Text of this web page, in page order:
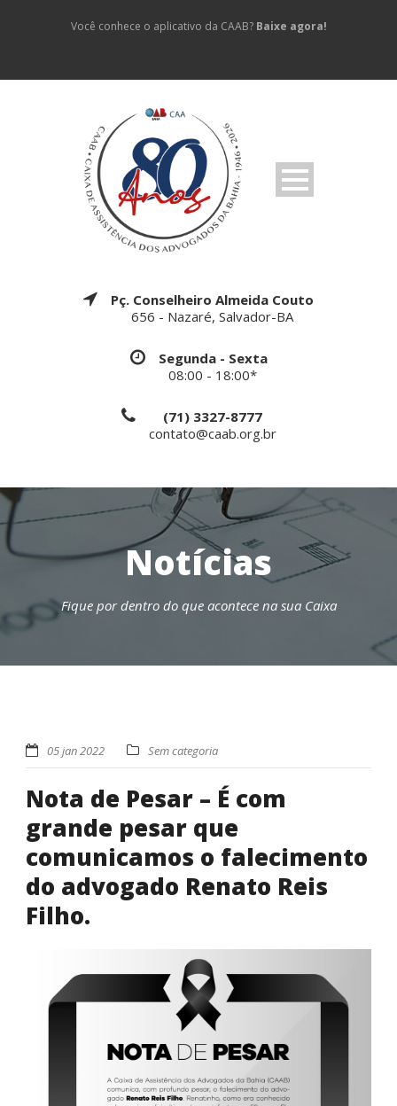
Você conhece o aplicativo da CAAB? Baixe agora!
Pç. Conselheiro Almeida Couto
656 - Nazaré, Salvador-BA
Segunda - Sexta
08:00 - 18:00*
(71) 3327-8777
contato@caab.org.br
Notícias
Fique por dentro do que acontece na sua Caixa
05 jan 2022 Sem categoria
Nota de Pesar – É com
grande pesar que
comunicamos o falecimento
do advogado Renato Reis
Filho.